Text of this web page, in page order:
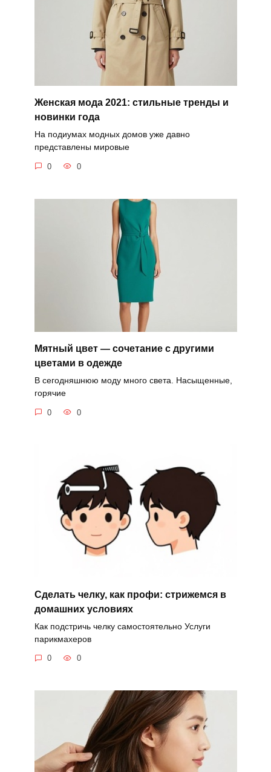
Женская мода 2021: стильные тренды и
новинки года
На подиумах модных домов уже давно
представлены мировые
0 0
Мятный цвет — сочетание с другими
цветами в одежде
В сегодняшнюю моду много света. Насыщенные,
горячие
0 0
Сделать челку, как профи: стрижемся в
домашних условиях
Как подстричь челку самостоятельно Услуги
парикмахеров
0 0